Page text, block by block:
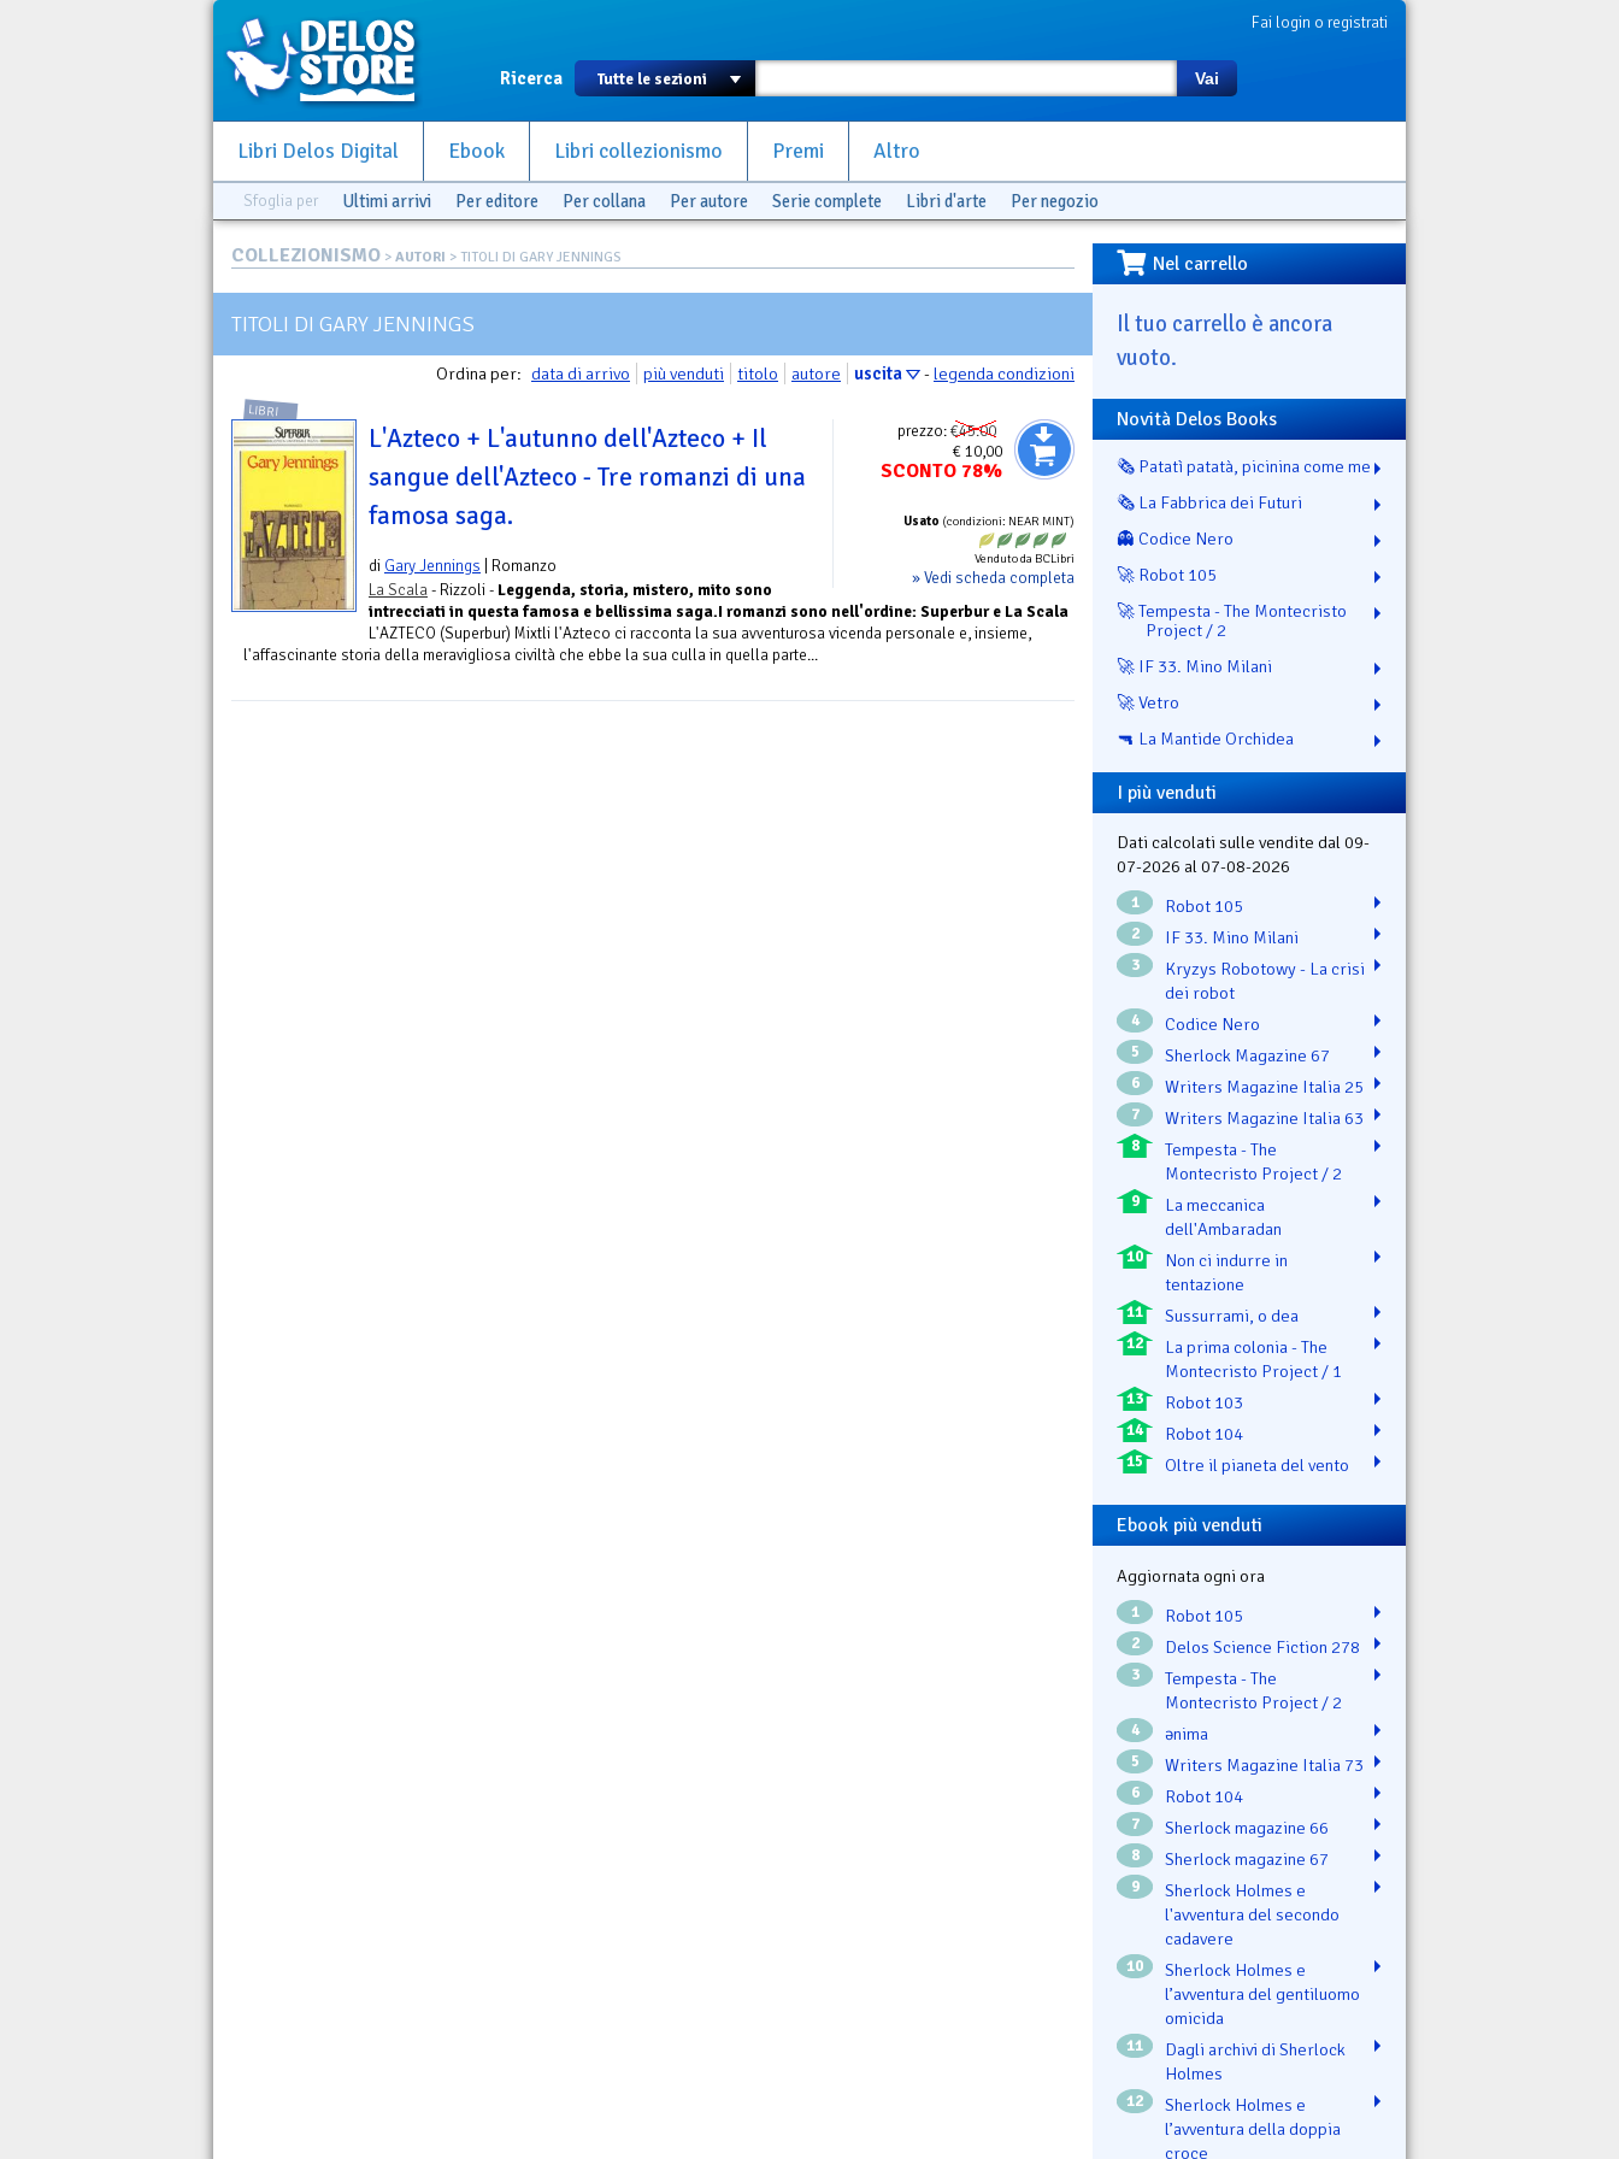
Fai login o registrati
Ricerca Vai
Libri Delos Digital Ebook Libri collezionismo Premi Altro
Sfoglia per Ultimi arrivi Per editore Per collana Per autore Serie complete Libri d'arte Per negozio
COLLEZIONISMO > AUTORI > TITOLI DI GARY JENNINGS
TITOLI DI GARY JENNINGS
Ordina per: data di arrivo più venduti titolo autore uscita -legenda condizioni
prezzo:€45.00
€ 10,00
SCONTO 78%
Usato (condizioni: NEAR MINT)
Venduto da BCLibri
» Vedi scheda completa
LIBRI
L'Azteco + L'autunno dell'Azteco + Il
sangue dell'Azteco - Tre romanzi di una
famosa saga.
di Gary Jennings | Romanzo
La Scala- Rizzoli - Leggenda, storia, mistero, mito sono
intrecciati in questa famosa e bellissima saga.I romanzi sono nell'ordine: Superbur e La Scala
L'AZTECO (Superbur) Mixtli l'Azteco ci racconta la sua avventurosa vicenda personale e, insieme,
l'affascinante storia della meravigliosa civiltà che ebbe la sua culla in quella parte...
Nel carrello
Il tuo carrello è ancora
vuoto.
Novità Delos Books
🗞️ Patatì patatà, picinina come me
🗞️ La Fabbrica dei Futuri
👻 Codice Nero
🚀 Robot 105
🚀 Tempesta - The Montecristo
Project / 2
🚀 IF 33. Mino Milani
🚀 Vetro
🔫 La Mantide Orchidea
I più venduti
Dati calcolati sulle vendite dal 09-
07-2026 al 07-08-2026
1 Robot 105
2 IF 33. Mino Milani
3
Kryzys Robotowy - La crisi
dei robot
4 Codice Nero
5 Sherlock Magazine 67
6 Writers Magazine Italia 25
7 Writers Magazine Italia 63
8
Tempesta - The
Montecristo Project / 2
9
La meccanica
dell'Ambaradan
10
Non ci indurre in
tentazione
11 Sussurrami, o dea
12
La prima colonia - The
Montecristo Project / 1
13 Robot 103
14 Robot 104
15 Oltre il pianeta del vento
Ebook più venduti
Aggiornata ogni ora
1 Robot 105
2 Delos Science Fiction 278
3
Tempesta - The
Montecristo Project / 2
4 ənima
5 Writers Magazine Italia 73
6 Robot 104
7 Sherlock magazine 66
8 Sherlock magazine 67
9
Sherlock Holmes e
l'avventura del secondo
cadavere
10
Sherlock Holmes e
l’avventura del gentiluomo
omicida
11
Dagli archivi di Sherlock
Holmes
12
Sherlock Holmes e
l’avventura della doppia
croce